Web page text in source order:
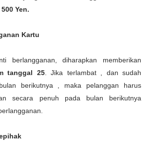
500 Yen.
Kartu
berlangganan, diharapkan memberikan
tanggal 25. Jika terlambat , dan sudah
berikutnya , maka pelanggan harus
secara penuh pada bulan berikutnya